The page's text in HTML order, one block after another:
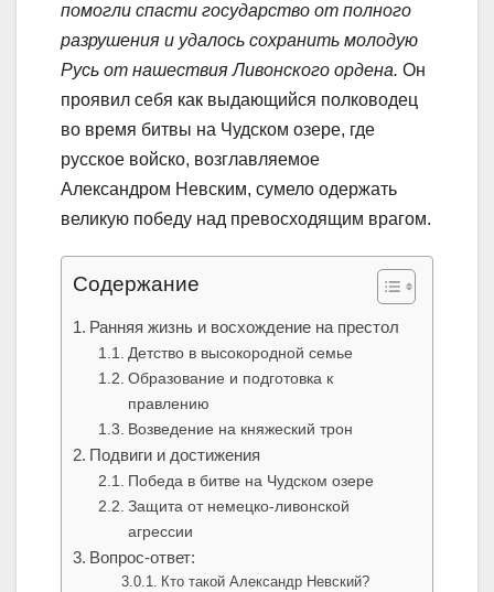
помогли спасти государство от полного
разрушения и удалось сохранить молодую
Русь от нашествия Ливонского ордена. Он
проявил себя как выдающийся полководец
во время битвы на Чудском озере, где
русское войско, возглавляемое
Александром Невским, сумело одержать
великую победу над превосходящим врагом.
Содержание
Ранняя жизнь и восхождение на престол
Детство в высокородной семье
Образование и подготовка к
правлению
Возведение на княжеский трон
Подвиги и достижения
Победа в битве на Чудском озере
Защита от немецко-ливонской
агрессии
Вопрос-ответ:
Кто такой Александр Невский?